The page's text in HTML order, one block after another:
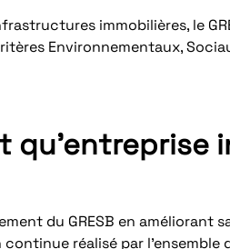
immobilières, le
Environnementaux,
qu’entreprise
du GRESB en améliorant
réalisé par l’ensemble